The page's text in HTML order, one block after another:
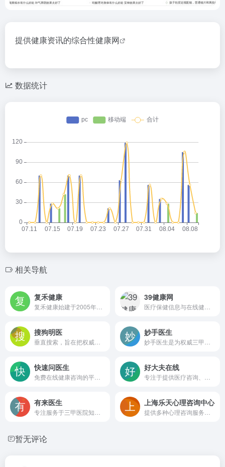
提供健康资讯的综合性健康网
数据统计
相关导航
复禾健康 39健康网
搜狗明医 妙手医生
快速问医生 好大夫在线
有来医生 上海乐天心理咨询中心
暂无评论